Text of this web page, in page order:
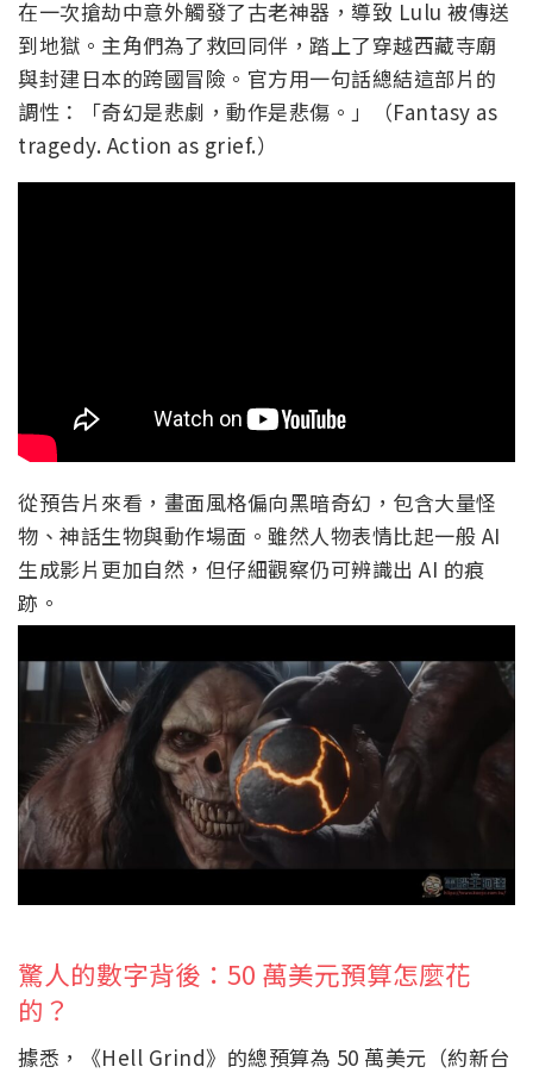
在一次搶劫中意外觸發了古老神器，導致 Lulu 被傳送
到地獄。主角們為了救回同伴，踏上了穿越西藏寺廟
與封建日本的跨國冒險。官方用一句話總結這部片的
調性：「奇幻是悲劇，動作是悲傷。」（Fantasy as
tragedy. Action as grief.）
從預告片來看，畫面風格偏向黑暗奇幻，包含大量怪
物、神話生物與動作場面。雖然人物表情比起一般 AI
生成影片更加自然，但仔細觀察仍可辨識出 AI 的痕
跡。
驚人的數字背後：50 萬美元預算怎麼花
的？
據悉，《Hell Grind》的總預算為 50 萬美元（約新台